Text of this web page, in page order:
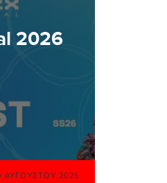
2026
ΑΥΓΟΎΣΤΟΥ 2026